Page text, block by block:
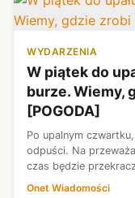
WYDARZENIA
W piątek do
burze. Wiemy,
[POGODA]
Po upalnym
odpuści. Na
czas będzie
na Pomorzu. Oprócz
Onet Wiadomości